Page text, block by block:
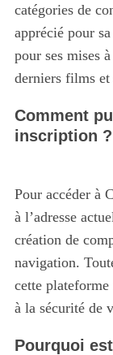
catégories de
apprécié pour
pour ses mises
derniers films et
Comment
inscription ?
Pour accéder à
à l’adresse
création de
navigation.
cette
à la sécurité de
Pourquoi